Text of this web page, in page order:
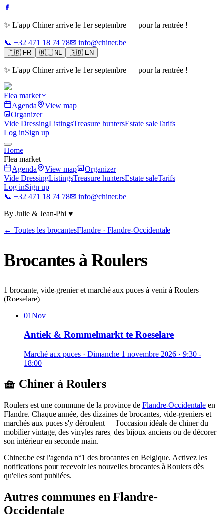
✨ L'app Chiner arrive le 1er septembre — pour la rentrée !
📞 +32 471 18 74 78✉ info@chiner.be
🇫🇷 FR 🇳🇱 NL 🇬🇧 EN
✨ L'app Chiner arrive le 1er septembre — pour la rentrée !
Flea market
Agenda
View map
Organizer
Vide DressingListingsTreasure huntersEstate saleTarifs
Log inSign up
Home
Flea market
Agenda
View map
Organizer
Vide DressingListingsTreasure huntersEstate saleTarifs
Log inSign up
📞 +32 471 18 74 78✉ info@chiner.be
By Julie & Jean-Phi ♥
← Toutes les brocantesFlandre · Flandre-Occidentale
Brocantes àRoulers
1 brocante, vide-grenier et marché aux puces à venir à Roulers
(Roeselare).
01Nov
Antiek & Rommelmarkt te Roeselare
Marché aux puces · Dimanche 1 novembre 2026 · 9:30 -
18:00
🧺 Chiner à Roulers
Roulers est une commune de la province de Flandre-Occidentale en
Flandre. Chaque année, des dizaines de brocantes, vide-greniers et
marchés aux puces s'y déroulent — l'occasion idéale de chiner du
mobilier vintage, des vinyles rares, des bijoux anciens ou de décorer
son intérieur en seconde main.
Chiner.be est l'agenda n°1 des brocantes en Belgique. Activez les
notifications pour recevoir les nouvelles brocantes à Roulers dès
qu'elles sont publiées.
Autres communes en Flandre-
Occidentale